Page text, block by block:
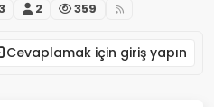
2 359
Cevaplamak için giriş yapın